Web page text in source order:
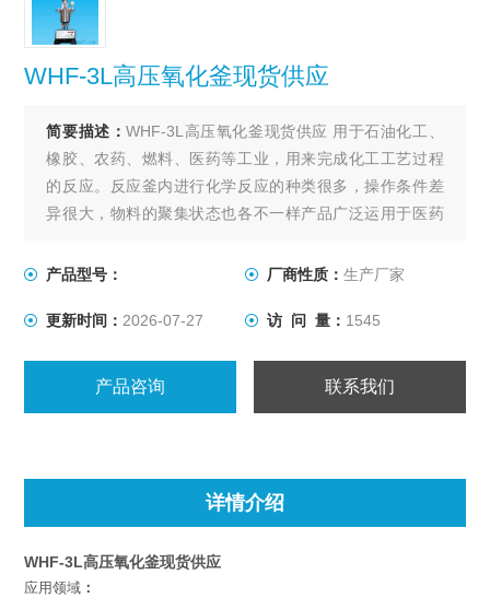
WHF-3L高压氧化釜现货供应
简要描述：WHF-3L高压氧化釜现货供应 用于石油化工、
橡胶、农药、燃料、医药等工业，用来完成化工工艺过程
的反应。反应釜内进行化学反应的种类很多，操作条件差
异很大，物料的聚集状态也各不一样产品广泛运用于医药
和涂料，清洁剂和表面活性剂，聚合体，有机化学，石油
产品型号： 厂商性质： 生产厂家
更新时间： 2026-07-27 访 问 量： 1545
产品咨询 联系我们
详情介绍
WHF-3L高压氧化釜现货供应
应用领域 ：